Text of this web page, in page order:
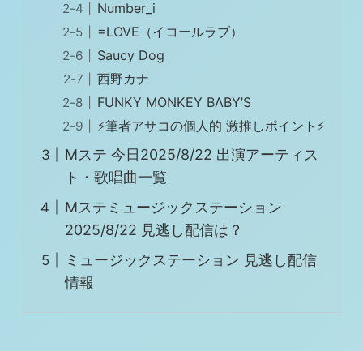
Number_i
=LOVE（イコールラブ）
Saucy Dog
西野カナ
FUNKY MONKEY BΛBY’S
⚡筆者アサコの個人的 激推しポイント⚡
Mステ 今日2025/8/22 出演アーティス
ト・歌唱曲一覧
Mステミュージックステーション
2025/8/22 見逃し配信は？
ミュージックステーション 見逃し配信
情報